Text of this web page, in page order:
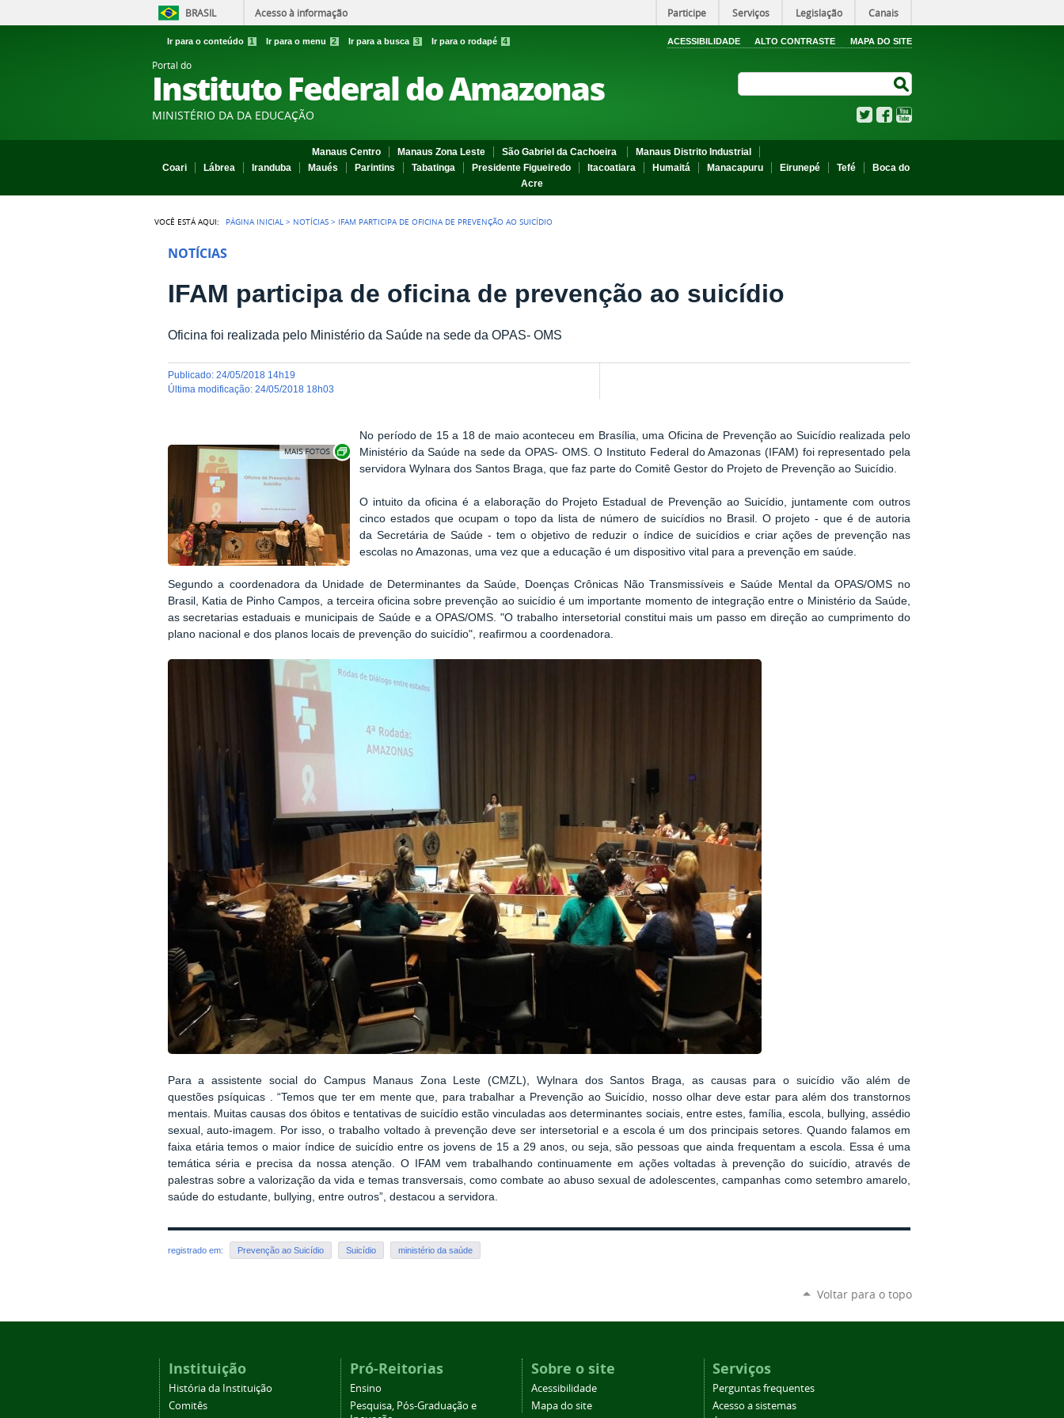
BRASIL Acesso à informação Participe Serviços Legislação Canais
Ir para o conteúdo 1 Ir para o menu 2 Ir para a busca 3 Ir para o rodapé 4 ACESSIBILIDADE ALTO CONTRASTE MAPA DO SITE
Portal do
Instituto Federal do Amazonas
MINISTÉRIO DA DA EDUCAÇÃO TwitterFacebook
Manaus Centro Manaus Zona Leste São Gabriel da Cachoeira
Manaus Distrito Industrial
Coari
Lábrea Iranduba Maués Parintins Tabatinga Presidente Figueiredo Itacoatiara Humaitá Manacapuru Eirunepé Tefé
Boca do
Acre
VOCÊ ESTÁ AQUI: PÁGINA INICIAL > NOTÍCIAS > IFAM PARTICIPA DE OFICINA DE PREVENÇÃO AO SUICÍDIO
NOTÍCIAS
IFAM participa de oficina de prevenção ao suicídio
Oficina foi realizada pelo Ministério da Saúde na sede da OPAS- OMS
publicado: 24/05/2018 14h19
última modificação: 24/05/2018 18h03
Show image carousel
No período de 15 a 18 de maio aconteceu em Brasília, uma Oficina de Prevenção ao Suicídio realizada pelo
Ministério da Saúde na sede da OPAS- OMS. O Instituto Federal do Amazonas (IFAM) foi representado pela
servidora Wylnara dos Santos Braga, que faz parte do Comitê Gestor do Projeto de Prevenção ao Suicídio.
O intuito da oficina é a elaboração do Projeto Estadual de Prevenção ao Suicídio, juntamente com outros
cinco estados que ocupam o topo da lista de número de suicídios no Brasil. O projeto - que é de autoria
daSecretária de Saúde - tem o objetivo de reduzir o índice de suicídios e criar ações de prevenção nas
escolas no Amazonas, uma vez que a educação é umdispositivo vital para a prevenção em saúde.
Segundo a coordenadora da Unidade de Determinantes da Saúde, Doenças Crônicas Não Transmissíveis e Saúde Mental da OPAS/OMS no
Brasil, Katia de Pinho Campos, a terceira oficina sobre prevenção ao suicídio é um importante momento de integração entre o Ministério da Saúde,
as secretarias estaduais e municipais de Saúde e a OPAS/OMS. "O trabalho intersetorial constitui mais um passo em direção ao cumprimento do
plano nacional e dos planos locais de prevenção do suicídio", reafirmou a coordenadora.
Para a assistente social do Campus Manaus Zona Leste (CMZL), Wylnara dos Santos Braga, as causas para o suicídio vão além de
questões psíquicas . “Temos que ter em mente que, para trabalhar a Prevenção ao Suicídio, nosso olhar deve estar para além dos transtornos
mentais. Muitas causas dos óbitos e tentativas de suicídio estão vinculadas aos determinantes sociais, entre estes, família, escola, bullying, assédio
sexual, auto-imagem. Por isso, o trabalho voltado à prevenção deve ser intersetorial e a escola é um dos principais setores. Quando falamos em
faixa etária temos o maior índice de suicídio entre os jovens de 15 a 29 anos, ou seja, são pessoas que ainda frequentam a escola. Essa é uma
temática séria e precisa da nossa atenção. O IFAM vem trabalhando continuamente em ações voltadas à prevenção do suicídio, através de
palestras sobre a valorização da vida e temas transversais, como combate ao abuso sexual de adolescentes, campanhas como setembro amarelo,
saúde do estudante, bullying, entre outros”, destacou a servidora.
registrado em: Prevenção ao Suicídio Suicídio ministério da saúde
Voltar para o topo
Instituição
História da Instituição
Comitês
Pró-Reitorias
Ensino
Pesquisa, Pós-Graduação e
Sobre o site
Acessibilidade
Mapa do site
Serviços
Perguntas frequentes
Acesso a sistemas